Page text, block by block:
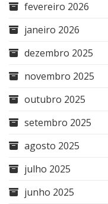
fevereiro 2026
janeiro 2026
dezembro 2025
novembro 2025
outubro 2025
setembro 2025
agosto 2025
julho 2025
junho 2025